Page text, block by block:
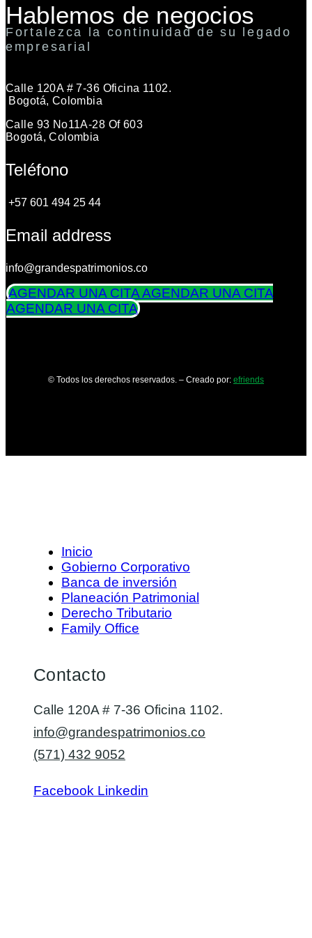
Hablemos de negocios
Fortalezca la continuidad de su legado
empresarial
Calle 120A # 7-36 Oficina 1102.
Bogotá, Colombia
Calle 93 No11A-28 Of 603
Bogotá, Colombia
Teléfono
+57 601 494 25 44
Email address
info@grandespatrimonios.co
AGENDAR UNA CITAAGENDAR UNA CITA
AGENDAR UNA CITA
© Todos los derechos reservados. – Creado por: efriends
Inicio
Gobierno Corporativo
Banca de inversión
Planeación Patrimonial
Derecho Tributario
Family Office
Contacto
Calle 120A # 7-36 Oficina 1102.
info@grandespatrimonios.co
(571) 432 9052
Facebook Linkedin